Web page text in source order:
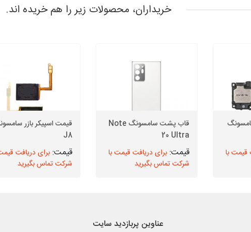
خریداران، محصولات زیر را هم خریده اند.
قیمت با
قاب پشت سامسونگ Note
20 Ultra
برای دریافت قیمت با
شرکت تماس بگیرید
قیمت اسپیکر بازر
J8
برای دریافت
شرکت تماس بگیرید
عناوین پربازدید سایت